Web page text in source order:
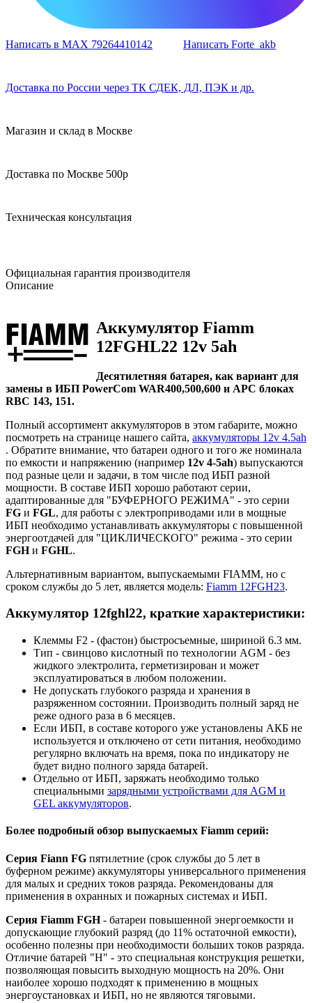
Написать в MAX 79264410142 Написать Forte_akb
Доставка по России через ТК СДЕК, ДЛ, ПЭК и др.
Магазин и склад в Москве
Доставка по Москве 500р
Техническая консультация
Официальная гарантия производителя
Описание
Аккумулятор Fiamm
12FGHL22 12v 5ah
Десятилетняя батарея, как вариант для
замены в ИБП PowerCom WAR400,500,600 и APC блоках
RBC 143, 151.
Полный ассортимент аккумуляторов в этом габарите, можно
посмотреть на странице нашего сайта, аккумуляторы 12v 4.5ah
. Обратите внимание, что батареи одного и того же номинала
по емкости и напряжению (например 12v 4-5ah) выпускаются
под разные цели и задачи, в том числе под ИБП разной
мощности. В составе ИБП хорошо работают серии,
адаптированные для "БУФЕРНОГО РЕЖИМА" - это серии
FG и FGL, для работы с электроприводами или в мощные
ИБП необходимо устанавливать аккумуляторы с повышенной
энергоотдачей для "ЦИКЛИЧЕСКОГО" режима - это серии
FGHи FGHL.
Альтернативным вариантом, выпускаемыми FIAMM, но с
сроком службы до 5 лет, является модель: Fiamm 12FGH23.
Аккумулятор 12fghl22, краткие характеристики:
Клеммы F2 - (фастон) быстросъемные, шириной 6.3 мм.
Тип - свинцово кислотный по технологии AGM - без
жидкого электролита, герметизирован и может
эксплуатироваться в любом положении.
Не допускать глубокого разряда и хранения в
разряженном состоянии. Производить полный заряд не
реже одного раза в 6 месяцев.
Если ИБП, в составе которого уже установлены АКБ не
используется и отключено от сети питания, необходимо
регулярно включать на время, пока по индикатору не
будет видно полного заряда батарей.
Отдельно от ИБП, заряжать необходимо только
специальными зарядными устройствами для AGM и
GEL аккумуляторов.
Более подробный обзор выпускаемых Fiamm серий:
Серия Fiann FG пятилетние (срок службы до 5 лет в
буферном режиме) аккумуляторы универсального применения
для малых и средних токов разряда. Рекомендованы для
применения в охранных и пожарных системах и ИБП.
Серия Fiamm FGH- батареи повышенной энергоемкости и
допускающие глубокий разряд (до 11% остаточной емкости),
особенно полезны при необходимости больших токов разряда.
Отличие батарей "H" - это специальная конструкция решетки,
позволяющая повысить выходную мощность на 20%. Они
наиболее хорошо подходят к применению в мощных
энергоустановках и ИБП, но не являются тяговыми.